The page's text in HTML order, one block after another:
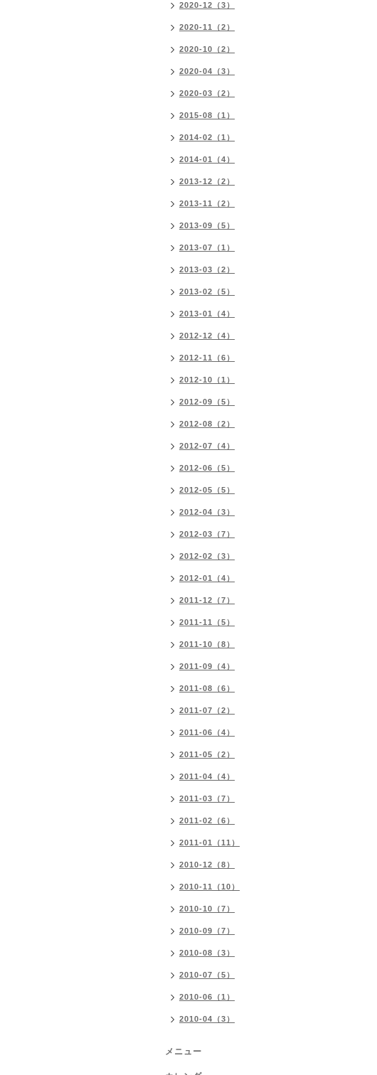
2020-12（3）
2020-11（2）
2020-10（2）
2020-04（3）
2020-03（2）
2015-08（1）
2014-02（1）
2014-01（4）
2013-12（2）
2013-11（2）
2013-09（5）
2013-07（1）
2013-03（2）
2013-02（5）
2013-01（4）
2012-12（4）
2012-11（6）
2012-10（1）
2012-09（5）
2012-08（2）
2012-07（4）
2012-06（5）
2012-05（5）
2012-04（3）
2012-03（7）
2012-02（3）
2012-01（4）
2011-12（7）
2011-11（5）
2011-10（8）
2011-09（4）
2011-08（6）
2011-07（2）
2011-06（4）
2011-05（2）
2011-04（4）
2011-03（7）
2011-02（6）
2011-01（11）
2010-12（8）
2010-11（10）
2010-10（7）
2010-09（7）
2010-08（3）
2010-07（5）
2010-06（1）
2010-04（3）
メニュー